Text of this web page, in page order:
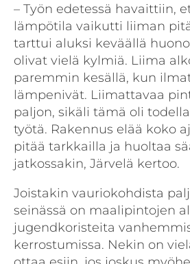
– Työn edetessä havaittiin,
lämpötila vaikutti liiman
tarttui aluksi keväällä
olivat vielä kylmiä. Liima
paremmin kesällä, kun
lämpenivät. Liimattavaa
paljon, sikäli tämä oli
työtä. Rakennus elää koko
pitää tarkkailla ja huoltaa
jatkossakin, Järvelä kertoo.
Joistakin vauriokohdista
seinässä on maalipintojen
jugendkoristeita
kerrostumissa. Nekin on